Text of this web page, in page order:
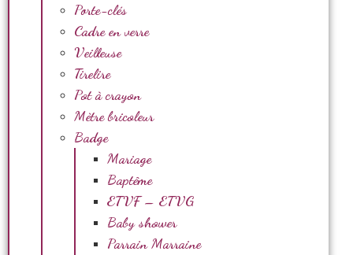
Porte-clés
Cadre en verre
Veilleuse
Tirelire
Pot à crayon
Mètre bricoleur
Badge
Mariage
Baptême
ETVF – ETVG
Baby shower
Parrain Marraine